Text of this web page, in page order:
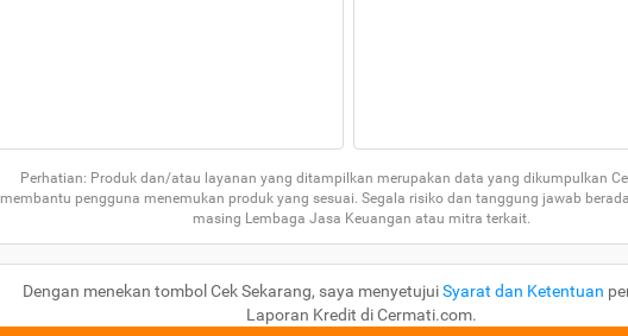
Perhatian: Produk dan/atau layanan yang ditampilkan merupakan data yang dikumpulkan
membantu pengguna menemukan produk yang sesuai. Segala risiko dan tanggung jawab
masing Lembaga Jasa Keuangan atau mitra terkait.
Dengan menekan tombol Cek Sekarang, saya menyetujuiSyarat dan Ketentuan
Laporan Kredit di Cermati.com.